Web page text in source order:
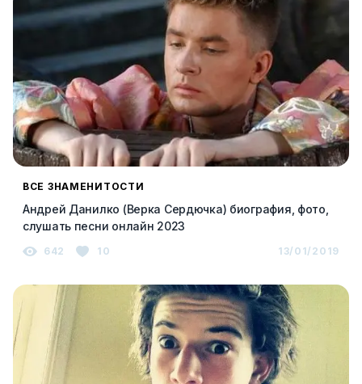
ВСЕ ЗНАМЕНИТОСТИ
Андрей Данилко (Верка Сердючка) биография, фото,
слушать песни онлайн 2023
642 10 13/01/2019